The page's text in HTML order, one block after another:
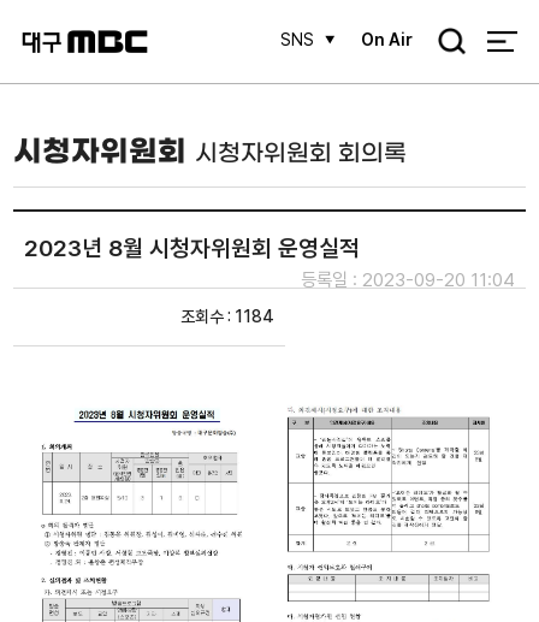
SNS On Air
검
시청자위원회 시청자위원회 회의록
2023년 8월 시청자위원회 운영실적
등록일 : 2023-09-20 11:04
조회수 : 1184